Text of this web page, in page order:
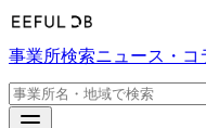
事業所検索ニュース・コ